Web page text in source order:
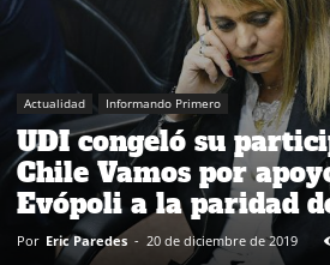
Actualidad Informando Primero
UDI congeló su
Chile Vamos por
Evópoli a la paridad
Por Eric Paredes - 20 de diciembre de 2019